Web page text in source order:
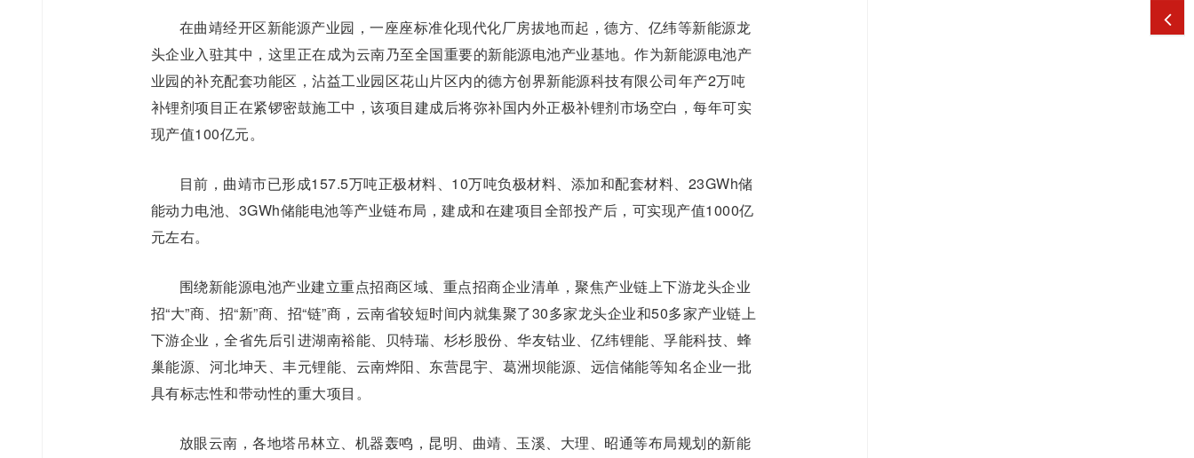
在曲靖经开区新能源产业园，一座座标准化现代化厂房拔地而起，德方、亿纬等新能源龙
头企业入驻其中，这里正在成为云南乃至全国重要的新能源电池产业基地。作为新能源电池产
业园的补充配套功能区，沾益工业园区花山片区内的德方创界新能源科技有限公司年产2万吨
补锂剂项目正在紧锣密鼓施工中，该项目建成后将弥补国内外正极补锂剂市场空白，每年可实
现产值100亿元。
目前，曲靖市已形成157.5万吨正极材料、10万吨负极材料、添加和配套材料、23GWh储
能动力电池、3GWh储能电池等产业链布局，建成和在建项目全部投产后，可实现产值1000亿
元左右。
围绕新能源电池产业建立重点招商区域、重点招商企业清单，聚焦产业链上下游龙头企业
招“大”商、招“新”商、招“链”商，云南省较短时间内就集聚了30多家龙头企业和50多家产业链上
下游企业，全省先后引进湖南裕能、贝特瑞、杉杉股份、华友钴业、亿纬锂能、孚能科技、蜂
巢能源、河北坤天、丰元锂能、云南烨阳、东营昆宇、葛洲坝能源、远信储能等知名企业一批
具有标志性和带动性的重大项目。
放眼云南，各地塔吊林立、机器轰鸣，昆明、曲靖、玉溪、大理、昭通等布局规划的新能